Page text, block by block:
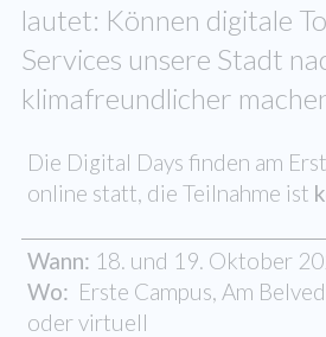
lautet: Können digitale
Services unsere Stadt
klimafreundlicher
Die Digital Days finden am
online statt, die Teilnahme ist
Wann: 18. und 19. Oktober
Wo: Erste Campus, Am
oder virtuell